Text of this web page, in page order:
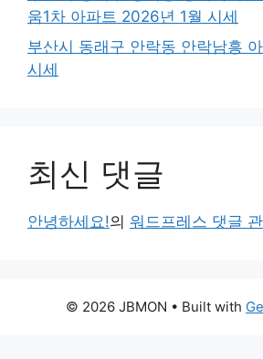
움1차 아파트 2026년 1월 시세
부산시 동래구 안락동 안락남흥
시세
최신 댓글
안녕하세요!의 워드프레스 댓글
© 2026 JBMON • Built with